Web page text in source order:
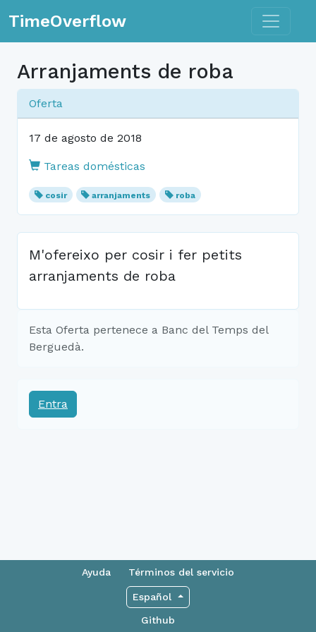
TimeOverflow Toggle
Arranjaments de roba
Oferta
17 de agosto de 2018
Tareas domésticas
cosir arranjaments roba
M'ofereixo per cosir i fer petits
arranjaments de roba
Esta Oferta pertenece a Banc del Temps del
Berguedà.
Entra
Ayuda Términos del servicio
Español
Github